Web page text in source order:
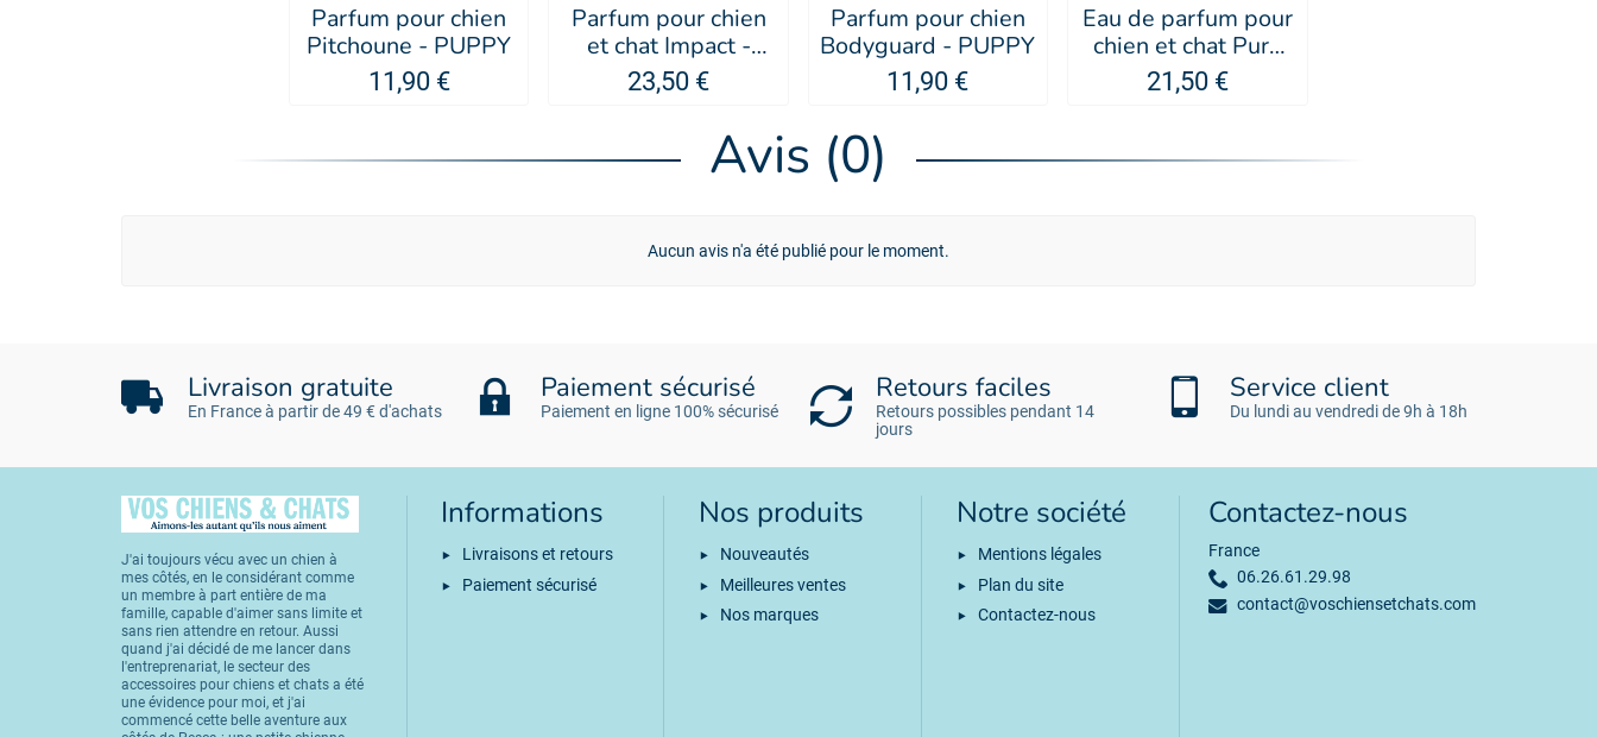
Parfum pour chien
Pitchoune - PUPPY
11,90 €
Parfum pour chien
et chat Impact -
Artero
23,50 €
Parfum pour chien
Bodyguard - PUPPY
11,90 €
Eau de parfum pour
chien et chat Pure
Wellness - PSH
21,50 €
Avis (0)
Aucun avis n'a été publié pour le moment.
Livraison gratuite
En France à partir de 49 € d'achats
Paiement sécurisé
Paiement en ligne 100% sécurisé
Retours faciles
Retours possibles pendant 14
jours
Service client
Du lundi au vendredi de 9h à 18h
J'ai toujours vécu avec un chien à
mes côtés, en le considérant comme
un membre à part entière de ma
famille, capable d'aimer sans limite et
sans rien attendre en retour. Aussi
quand j'ai décidé de me lancer dans
l'entreprenariat, le secteur des
accessoires pour chiens et chats a été
une évidence pour moi, et j'ai
commencé cette belle aventure aux
Informations
Livraisons et retours
Paiement sécurisé
Nos produits
Nouveautés
Meilleures ventes
Nos marques
Notre société
Mentions légales
Plan du site
Contactez-nous
Contactez-nous
France
06.26.61.29.98
contact@voschiensetchats.com